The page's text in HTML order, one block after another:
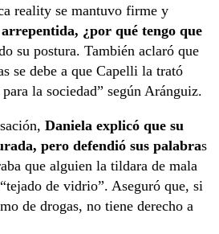
reality se mantuvo firme y
arrepentida, ¿por qué tengo que
su postura. También aclaró que
se debe a que Capelli la trató
la sociedad” según Aránguiz.
Daniela explicó que su
pero defendió sus palabras
que alguien la tildara de mala
de vidrio”. Aseguró que, si
de drogas, no tiene derecho a